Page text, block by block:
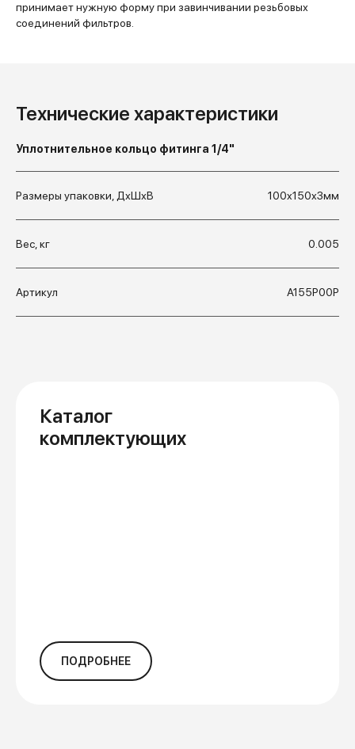
принимает нужную форму при завинчивании резьбовых
соединений фильтров.
Технические характеристики
Уплотнительное кольцо фитинга 1/4"
Размеры упаковки, ДхШхВ 100x150x3мм
Вес, кг 0.005
Артикул А155Р00Р
Каталог
комплектующих
ПОДРОБНЕЕ